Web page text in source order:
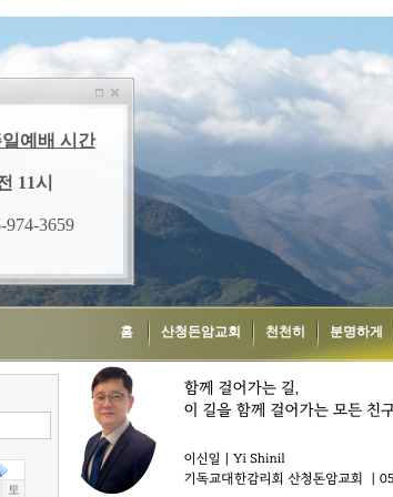
홈 산청돈암교회 천천히 분명하게